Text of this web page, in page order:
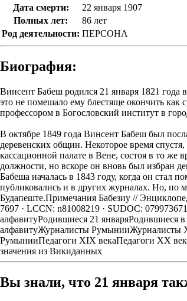
Дата смерти:
22 января 1907
Полных лет:
86 лет
Род деятельности: ПЕРСОНА
Биография:
Винсент Бабеш родился 21 января 1821
это не помешало ему блестяще окончить как
профессором в Богословский институт в
В октябре 1849 года Винсент Бабеш был
деревенских общин. Некоторое время
кассационной палате в Вене, состоя в то же
должности, но вскоре он вновь был избран
Бабеша началась в 1843 году, когда он стал
публиковались и в других журналах. Но, по
Будапеште.Примечания Бабезиу //
7697 · LCCN: n81008219 · SUDOC:
алфавитуРодившиеся 21
алфавитуЖурналисты РумынииЖурналисты
РумынииПедагоги XIX векаПедагоги XX
значения из Викиданных
Вы знали, что 21 января